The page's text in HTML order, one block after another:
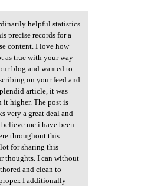
helpful statistics
precise records for a
content. I love how
as true with your way
blog and wanted to
on your feed and
article, it was
higher. The post is
very a great deal and
me i have been
throughout this.
for sharing this
thoughts. I can without
and clean to
I additionally